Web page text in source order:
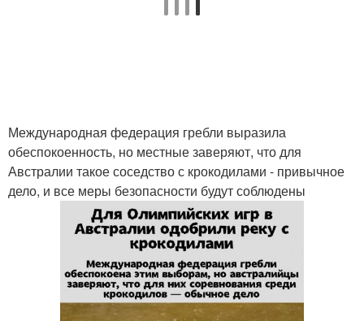
Международная федерация гребли выразила
обеспокоенность, но местные заверяют, что для
Австралии такое соседство с крокодилами - привычное
дело, и все меры безопасности будут соблюдены